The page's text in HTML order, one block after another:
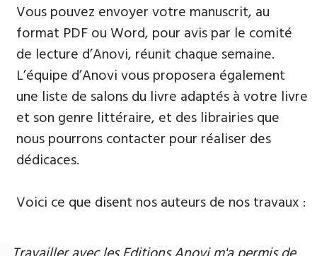
Vous pouvez envoyer votre manuscrit, au
format PDF ou Word, pour avis par le comité
de lecture d’Anovi, réunit chaque semaine.
L’équipe d’Anovi vous proposera également
une liste de salons du livre adaptés à votre livre
et son genre littéraire, et des librairies que
nous pourrons contacter pour réaliser des
dédicaces.
Voici ce que disent nos auteurs de nos travaux :